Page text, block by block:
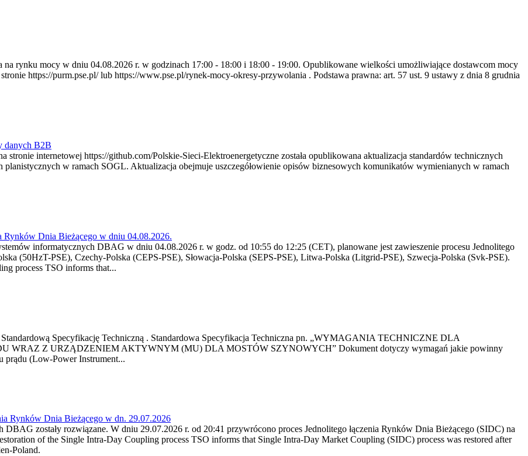
na rynku mocy w dniu 04.08.2026 r. w godzinach 17:00 - 18:00 i 18:00 - 19:00. Opublikowane wielkości umożliwiające dostawcom mocy
https://purm.pse.pl/ lub https://www.pse.pl/rynek-mocy-okresy-przywolania . Podstawa prawna: art. 57 ust. 9 ustawy z dnia 8 grudnia
danych B2B
stronie internetowej https://github.com/Polskie-Sieci-Elektroenergetyczne została opublikowana aktualizacja standardów technicznych
w ramach SOGL. Aktualizacja obejmuje uszczegółowienie opisów biznesowych komunikatów wymienianych w ramach
Rynków Dnia Bieżącego w dniu 04.08.2026.
informatycznych DBAG w dniu 04.08.2026 r. w godz. od 10:55 do 12:25 (CET), planowane jest zawieszenie procesu Jednolitego
(50HzT-PSE), Czechy-Polska (CEPS-PSE), Słowacja-Polska (SEPS-PSE), Litwa-Polska (Litgrid-PSE), Szwecja-Polska (Svk-PSE).
process TSO informs that...
Specyfikację Techniczną . Standardowa Specyfikacja Techniczna pn. „WYMAGANIA TECHNICZNE DLA
Z URZĄDZENIEM AKTYWNYM (MU) DLA MOSTÓW SZYNOWYCH” Dokument dotyczy wymagań jakie powinny
prądu (Low-Power Instrument...
Rynków Dnia Bieżącego w dn. 29.07.2026
zostały rozwiązane. W dniu 29.07.2026 r. od 20:41 przywrócono proces Jednolitego łączenia Rynków Dnia Bieżącego (SIDC) na
of the Single Intra-Day Coupling process TSO informs that Single Intra-Day Market Coupling (SIDC) process was restored after
Poland.